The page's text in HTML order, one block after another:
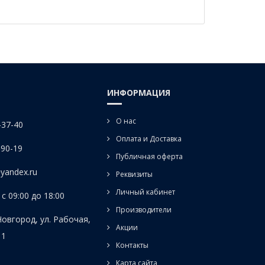
40
19
09:00 до 18:00
ул. Рабочая,
ИНФОРМАЦИЯ
О нас
Оплата и Доставка
Публичная оферта
Реквизиты
Личный кабинет
Производители
Акции
Контакты
Карта сайта